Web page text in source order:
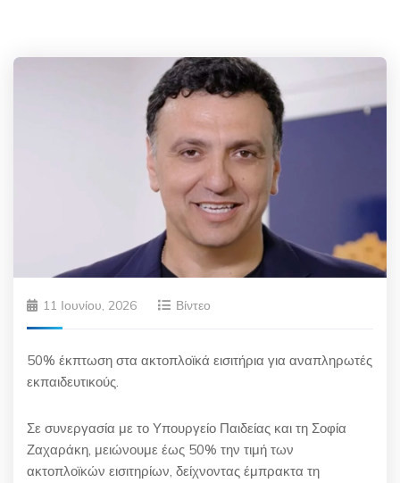
11 Ιουνίου, 2026 Βίντεο
50% έκπτωση στα ακτοπλοϊκά εισιτήρια για αναπληρωτές
εκπαιδευτικούς.
Σε συνεργασία με το Υπουργείο Παιδείας και τη Σοφία
Ζαχαράκη, μειώνουμε έως 50% την τιμή των
ακτοπλοϊκών εισιτηρίων, δείχνοντας έμπρακτα τη